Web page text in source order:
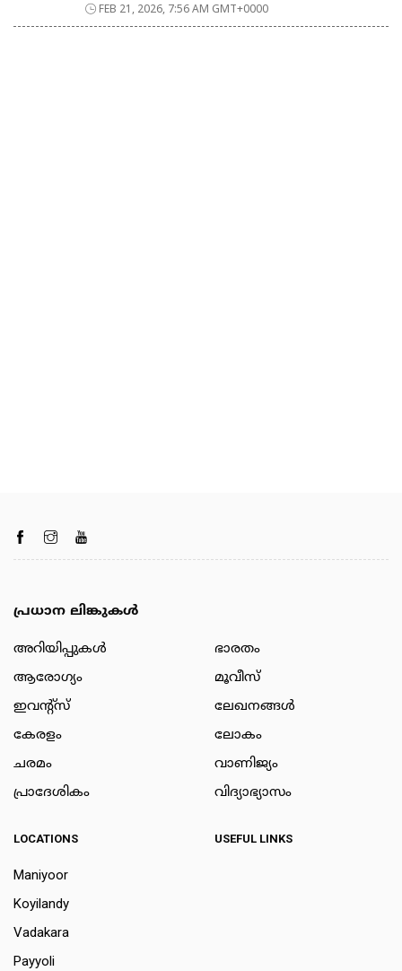
FEB 21, 2026, 7:56 AM GMT+0000
പ്രധാന ലിങ്കുകൾ
അറിയിപ്പുകള്‍
ആരോഗ്യം
ഇവന്റ്സ്
കേരളം
ചരമം
പ്രാദേശികം
ഭാരതം
മൂവീസ്
ലേഖനങ്ങള്‍
ലോകം
വാണിജ്യം
വിദ്യാഭ്യാസം
LOCATIONS
Maniyoor
Koyilandy
Vadakara
Payyoli
USEFUL LINKS